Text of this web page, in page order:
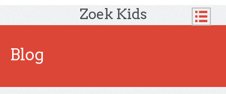
Zoek Kids
Blog